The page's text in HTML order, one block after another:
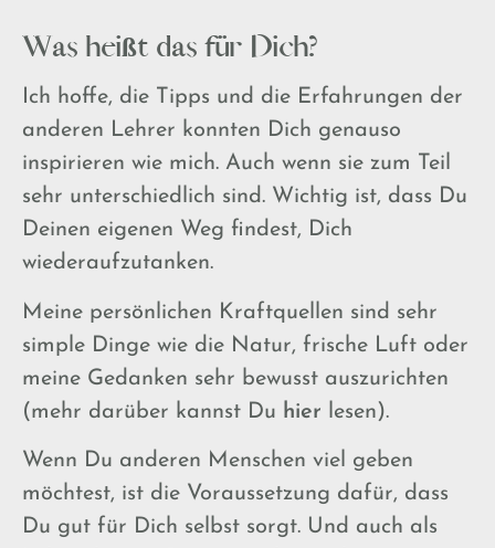
Was heißt das für Dich?
Ich hoffe, die Tipps und die Erfahrungen der
anderen Lehrer konnten Dich genauso
inspirieren wie mich. Auch wenn sie zum Teil
sehr unterschiedlich sind. Wichtig ist, dass Du
Deinen eigenen Weg findest, Dich
wiederaufzutanken.
Meine persönlichen Kraftquellen sind sehr
simple Dinge wie die Natur, frische Luft oder
meine Gedanken sehr bewusst auszurichten
(mehr darüber kannst Du hier lesen).
Wenn Du anderen Menschen viel geben
möchtest, ist die Voraussetzung dafür, dass
Du gut für Dich selbst sorgt. Und auch als